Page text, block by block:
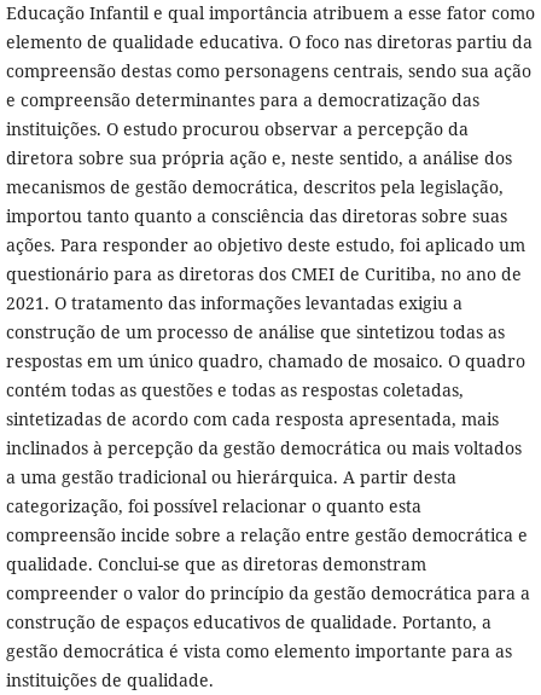
Educação Infantil e qual importância atribuem a esse fator como
elemento de qualidade educativa. O foco nas diretoras partiu da
compreensão destas como personagens centrais, sendo sua ação
e compreensão determinantes para a democratização das
instituições. O estudo procurou observar a percepção da
diretora sobre sua própria ação e, neste sentido, a análise dos
mecanismos de gestão democrática, descritos pela legislação,
importou tanto quanto a consciência das diretoras sobre suas
ações. Para responder ao objetivo deste estudo, foi aplicado um
questionário para as diretoras dos CMEI de Curitiba, no ano de
2021. O tratamento das informações levantadas exigiu a
construção de um processo de análise que sintetizou todas as
respostas em um único quadro, chamado de mosaico. O quadro
contém todas as questões e todas as respostas coletadas,
sintetizadas de acordo com cada resposta apresentada, mais
inclinados à percepção da gestão democrática ou mais voltados
a uma gestão tradicional ou hierárquica. A partir desta
categorização, foi possível relacionar o quanto esta
compreensão incide sobre a relação entre gestão democrática e
qualidade. Conclui-se que as diretoras demonstram
compreender o valor do princípio da gestão democrática para a
construção de espaços educativos de qualidade. Portanto, a
gestão democrática é vista como elemento importante para as
instituições de qualidade.